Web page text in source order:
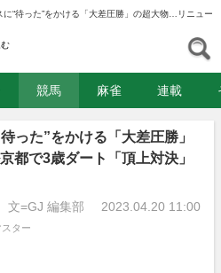
に“待った”をかける「大差圧勝」の超大物…リニュー
競馬 麻雀 連載
った”をかける「大差圧勝」
都で3歳ダート「頂上対決」
文=GJ 編集部 2023.04.20 11:00
ター